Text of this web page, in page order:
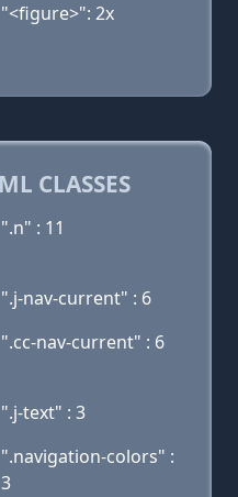
"<figure>": 2x
CLASSES
".n" : 11
".j-nav-current" : 6
".cc-nav-current" : 6
".j-text" : 3
".navigation-colors" :
3